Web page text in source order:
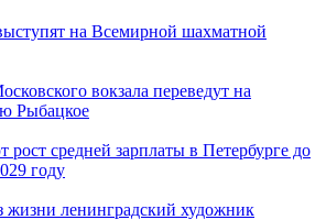
на Всемирной шахматной
вокзала переведут на
Рыбацкое
средней зарплаты в Петербурге до
году
жизни ленинградский художник